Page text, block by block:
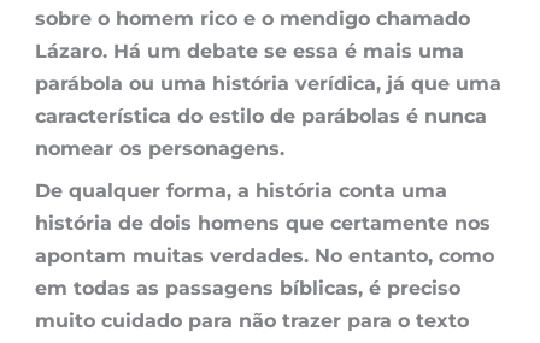
sobre o homem rico e o mendigo chamado
Lázaro. Há um debate se essa é mais uma
parábola ou uma história verídica, já que uma
característica do estilo de parábolas é nunca
nomear os personagens.
De qualquer forma, a história conta uma
história de dois homens que certamente nos
apontam muitas verdades. No entanto, como
em todas as passagens bíblicas, é preciso
muito cuidado para não trazer para o texto